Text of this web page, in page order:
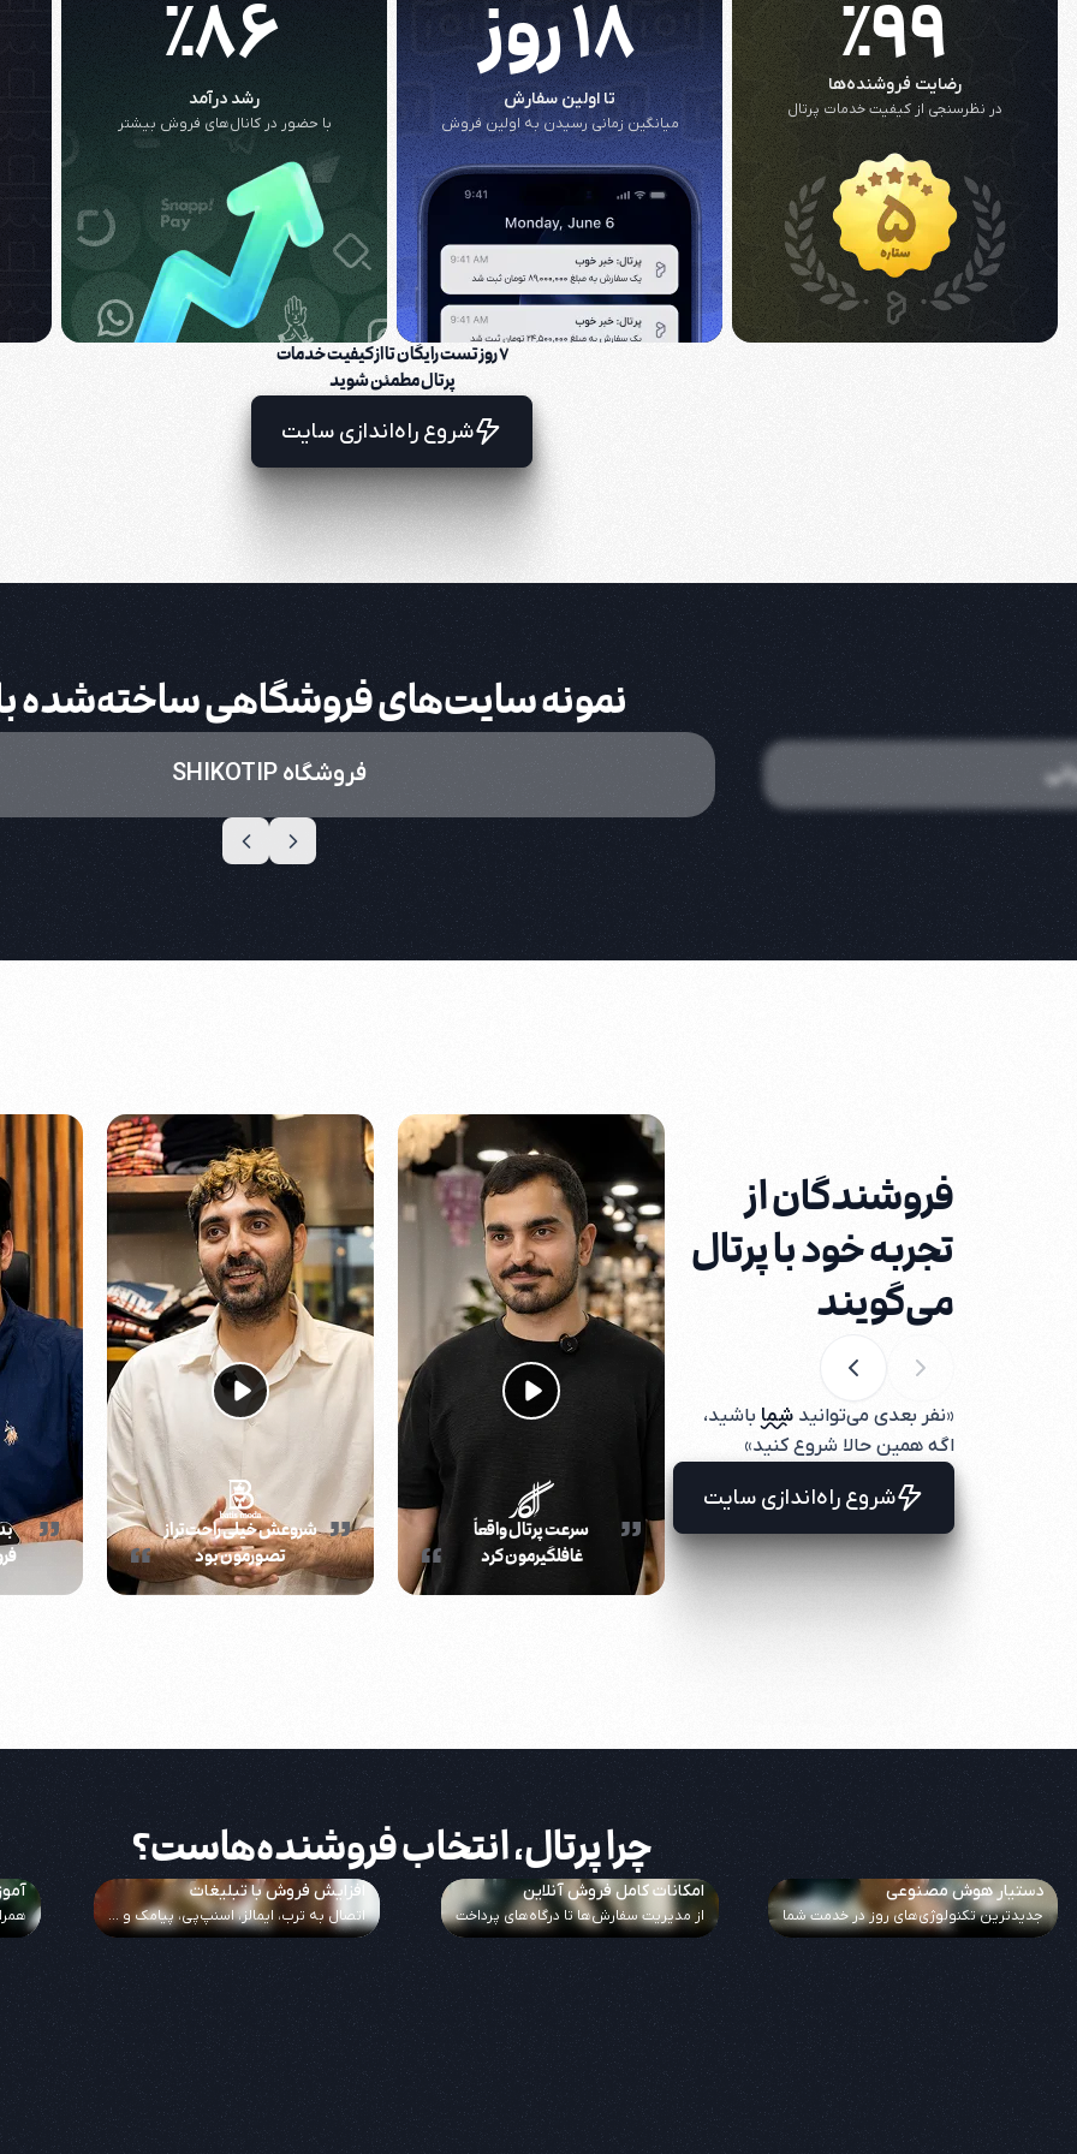
٪۹۹
رضایت فروشنده‌ها
در نظرسنجی از کیفیت خدمات پرتال
٪۸۶
رشد درآمد
با حضور در کانال‌های فروش بیشتر
۱۸ روز
تا اولین سفارش
میانگین زمانی رسیدن به اولین فروش
۷ روز تست رایگان تا از کیفیت خدمات
پرتال مطمئن شوید
شروع راه‌اندازی سایت
نمونه سایت‌های فروشگاهی ساخته‌شده با
فروشگاه SHIKOTIP
فروشندگان از
تجربه خود با پرتال
می‌گویند
«نفر بعدی می‌توانید شما باشید،
اگه همین حالا شروع کنید»
شروع راه‌اندازی سایت
سرعت پرتال واقعاً
غافلگیرمون کرد
شروعش خیلی راحت‌تر از
تصورمون بود
چرا پرتال، انتخاب فروشنده‌هاست؟
دستیار هوش مصنوعی
جدیدترین تکنولوژی‌های روز در خدمت شما
امکانات کامل فروش آنلاین
از مدیریت سفارش‌ها تا درگاه‌های پرداخت
افزایش فروش با تبلیغات
اتصال به ترب، ایمالز، اسنپ‌پی، پیامک و ...